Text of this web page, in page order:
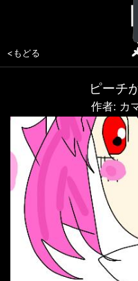
<もどる
ピーチ
作者: カ